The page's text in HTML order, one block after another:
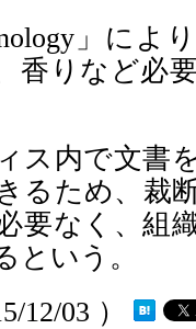
」によ
香りなど必
ス内で文書
るため、裁
要なく、組
という。
12/03 ）